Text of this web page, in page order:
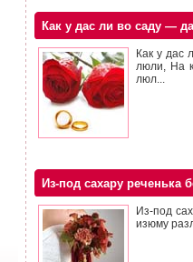
Как у дас ли во саду —
Как у дас
люли, На
люл...
Из-под сахару реченька
Из-под
изюму